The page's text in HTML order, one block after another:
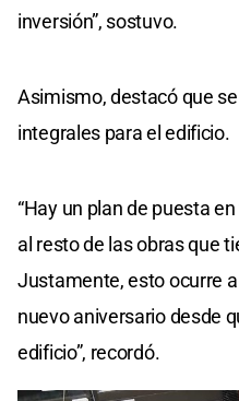
inversión”, sostuvo.
Asimismo, destacó que
integrales para el edificio.
“Hay un plan de puesta
al resto de las obras que
Justamente, esto ocurre
nuevo aniversario desde
edificio”, recordó.